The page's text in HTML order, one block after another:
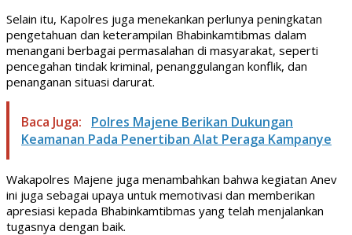
Selain itu, Kapolres juga menekankan perlunya peningkatan
pengetahuan dan keterampilan Bhabinkamtibmas dalam
menangani berbagai permasalahan di masyarakat, seperti
pencegahan tindak kriminal, penanggulangan konflik, dan
penanganan situasi darurat.
Baca Juga:
Polres Majene Berikan Dukungan
Keamanan Pada Penertiban Alat Peraga Kampanye
Wakapolres Majene juga menambahkan bahwa kegiatan Anev
ini juga sebagai upaya untuk memotivasi dan memberikan
apresiasi kepada Bhabinkamtibmas yang telah menjalankan
tugasnya dengan baik.